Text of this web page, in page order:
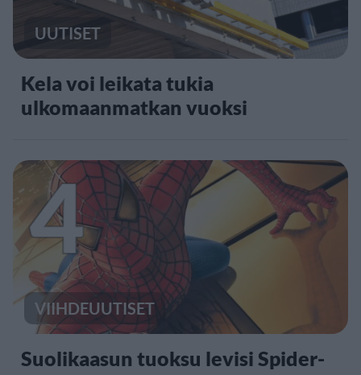
UUTISET
Kela voi leikata tukia
ulkomaanmatkan vuoksi
4
VIIHDEUUTISET
Suolikaasun tuoksu levisi Spider-